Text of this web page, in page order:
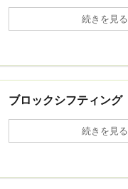
続きを見る
ブロックシフティング
続きを見る